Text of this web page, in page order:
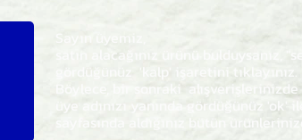
satın alacağınız ürünü
gördüğünüz 'kalp' işaretini tıklayınız.
bir sonraki
üye adınızı yanında gördüğünüz
sayfasında aldığınız bütün